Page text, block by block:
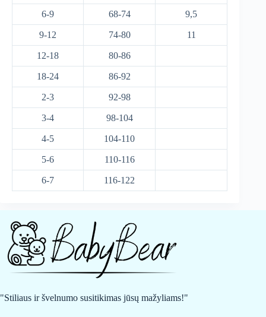
6-9 68-74 9,5
9-12 74-80 11
12-18 80-86
18-24 86-92
2-3 92-98
3-4 98-104
4-5 104-110
5-6 110-116
6-7 116-122
"Stiliaus ir švelnumo susitikimas jūsų mažyliams!"